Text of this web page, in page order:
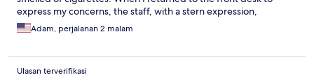
express my concerns, the staff, with a stern expression,
informed me that they would move me to a non-smoking room
but warned me of a million rupiah charge if I were to smoke. I
requested a non-smoking room. This was an unpleasant
beginning to my stay.
Adam, perjalanan 2 malam
Ulasan terverifikasi